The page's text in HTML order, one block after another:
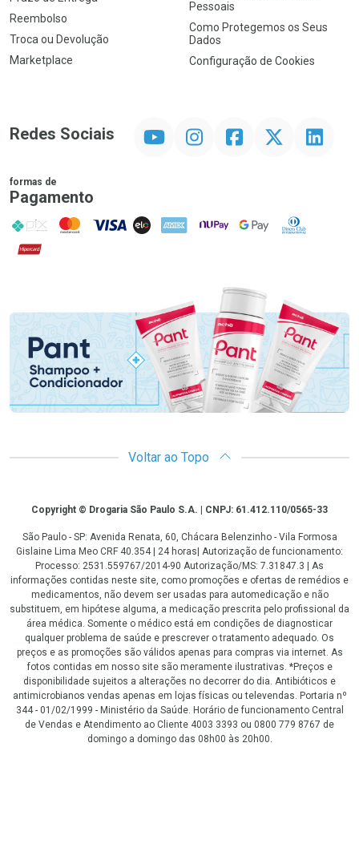
Reembolso
Troca ou Devolução
Marketplace
Pessoais
Como Protegemos os Seus
Dados
Configuração de Cookies
Redes Sociais InstagramFacebookTwitter Linkedin
formas de
Pagamento
PIX MasterCard
VISA ELO AMEX NuPay Google PayDiners Club
Hipercard
Promoção em Destaque
Voltar ao Topo
CopyrightCopyright © Drogaria São Paulo S.A. | CNPJ: 61.412.110/0565-33
São Paulo - SP: Avenida Renata, 60, Chácara Belenzinho - Vila Formosa
Gislaine Lima Meo CRF 40.354 | 24 horas| Autorização de funcionamento:
Processo: 2531.559767/2014-90 Autorização/MS: 7.31847.3 | As
informações contidas neste site, como promoções e ofertas de remédios e
medicamentos, não devem ser usadas para automedicação e não
substituem, em hipótese alguma, a medicação prescrita pelo profissional da
área médica. Somente o médico está em condições de diagnosticar
qualquer problema de saúde e prescrever o tratamento adequado. Os
preços e as promoções são válidos apenas para compras via internet. As
fotos contidas em nosso site são meramente ilustrativas. *Preços e
disponibilidade sujeitos a alterações no decorrer do dia. Antibióticos e
antimicrobianos vendas apenas em lojas físicas ou televendas. Portaria nº
344 - 01/02/1999 - Ministério da Saúde. Horário de funcionamento Central
de Vendas e Atendimento ao Cliente 4003 3393 ou 0800 779 8767 de
domingo a domingo das 08h00 às 20h00.